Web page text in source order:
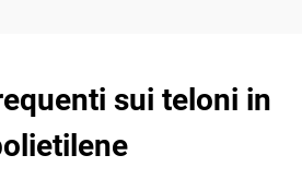
sui teloni in